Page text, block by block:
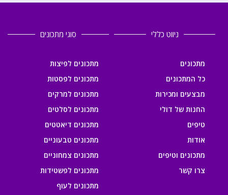
ניווט כללי
מתכונים
כל המתכונים
מבצעים ומכירות
החנות של דולי
טיפים
אודות
מתכונים וטיפים
צרו קשר
סוגי מתכונים
מתכונים לפיצות
מתכונים לפסטות
מתכונים למרקים
מתכונים לסלטים
מתכונים דיאטטים
מתכונים טבעוניים
מתכונים צמחוניים
מתכונים לפשטידות
מתכונים לעוף